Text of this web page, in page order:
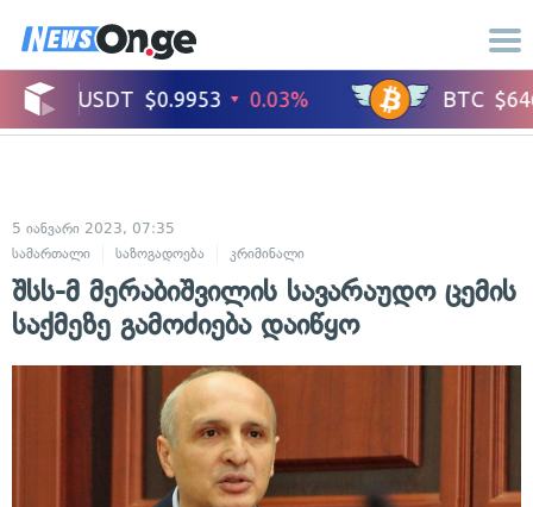
5 იანვარი 2023, 07:35
სამართალი
საზოგადოება კრიმინალი
შსს-მ მერაბიშვილის სავარაუდო ცემის
საქმეზე გამოძიება დაიწყო